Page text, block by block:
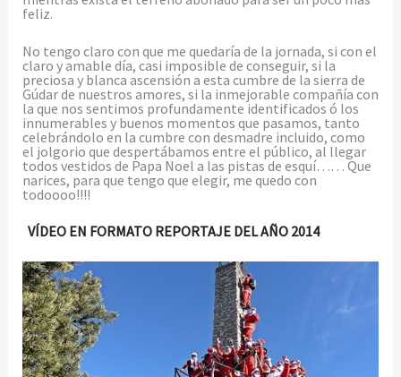
feliz.
No tengo claro con que me quedaría de la jornada, si con el
claro y amable día, casi imposible de conseguir, si la
preciosa y blanca ascensión a esta cumbre de la sierra de
Gúdar de nuestros amores, si la inmejorable compañía con
la que nos sentimos profundamente identificados ó los
innumerables y buenos momentos que pasamos, tanto
celebrándolo en la cumbre con desmadre incluido, como
el jolgorio que despertábamos entre el público, al llegar
todos vestidos de Papa Noel a las pistas de esquí…… Que
narices, para que tengo que elegir, me quedo con
todoooo!!!!
VÍDEO EN FORMATO REPORTAJE DEL AÑO 2014